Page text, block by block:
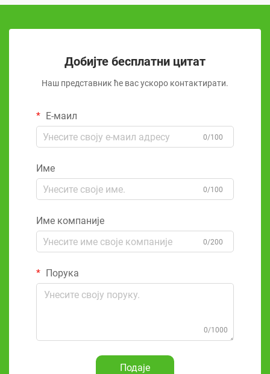
Добијте бесплатни цитат
Наш представник ће вас ускоро контактирати.
Е-маил
0/100
Име
0/100
Име компаније
0/200
Порука
0/1000
Подаје